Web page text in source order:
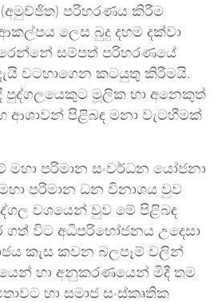
පරිහරණය කිරීම
ලෙස බුදු දහම දක්වා
සම්පත් පරිහරණයේ
වටහාගෙන කටයුතු කිරීමයි.
පුද්ගලයෙකුට මූලික හා අනෙකුත්
ආශාවන් පිළිබඳ මනා වැටහීමක්
මහා පරිමාන සංවර්ධන යෝජනා
පරිමාන ධන විනාශය වුව
වශයෙන් වුව මේ පිළිබඳ
විට අධිපරිභෝජනය උදෙසා
කැස කවන බලපෑම් වලින්
හා අනුකරණයෙන් මිදී තම
හා සමාජ සංස්කෘතික